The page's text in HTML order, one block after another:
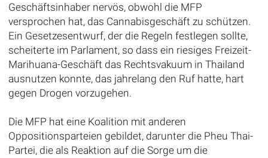
Geschäftsinhaber nervös, obwohl die MFP
versprochen hat, das Cannabisgeschäft zu schützen.
Ein Gesetzesentwurf, der die Regeln festlegen sollte,
scheiterte im Parlament, so dass ein riesiges Freizeit-
Marihuana-Geschäft das Rechtsvakuum in Thailand
ausnutzen konnte, das jahrelang den Ruf hatte, hart
gegen Drogen vorzugehen.
Die MFP hat eine Koalition mit anderen
Oppositionsparteien gebildet, darunter die Pheu Thai-
Partei, die als Reaktion auf die Sorge um die